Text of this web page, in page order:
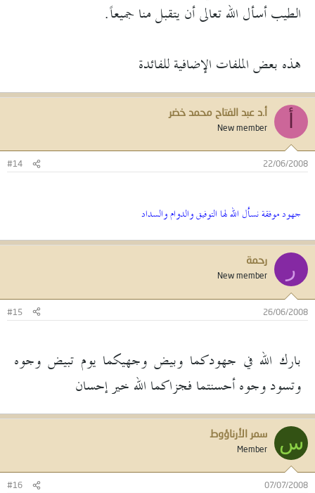
الطيب أسأل الله تعالى أن يتقبل منا جميعاً.
هذه بعض الملفات الإضافية للفائدة
أ.د عبد الفتاح محمد خضر
New member
22/06/2008
#14
جهود موفقة نسأل الله لها التوفيق والدوام والسداد
ر رحمة
New member
26/06/2008
#15
بارك الله في جهودكما وبيض وجهيكما يوم تبيض وجوه
وتسود وجوه أحسنتما فجزاكما الله خير إحسان
س سمر الأرناؤوط
Member
07/07/2008
#16